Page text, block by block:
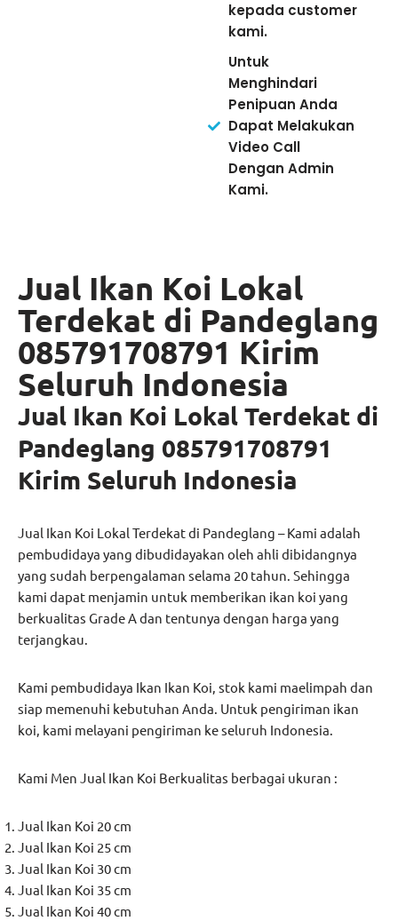
kepada customer
kami.
Untuk
Menghindari
Penipuan Anda
Dapat Melakukan
Video Call
Dengan Admin
Kami.
Jual Ikan Koi Lokal
Terdekat di Pandeglang
085791708791 Kirim
Seluruh Indonesia
Jual Ikan Koi Lokal Terdekat di
Pandeglang 085791708791
Kirim Seluruh Indonesia
Jual Ikan Koi Lokal Terdekat di Pandeglang – Kami adalah
pembudidaya yang dibudidayakan oleh ahli dibidangnya
yang sudah berpengalaman selama 20 tahun. Sehingga
kami dapat menjamin untuk memberikan ikan koi yang
berkualitas Grade A dan tentunya dengan harga yang
terjangkau.
Kami pembudidaya Ikan Ikan Koi, stok kami maelimpah dan
siap memenuhi kebutuhan Anda. Untuk pengiriman ikan
koi, kami melayani pengiriman ke seluruh Indonesia.
Kami Men Jual Ikan Koi Berkualitas berbagai ukuran :
Jual Ikan Koi 20 cm
Jual Ikan Koi 25 cm
Jual Ikan Koi 30 cm
Jual Ikan Koi 35 cm
Jual Ikan Koi 40 cm